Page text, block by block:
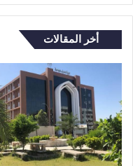
أخر المقالات